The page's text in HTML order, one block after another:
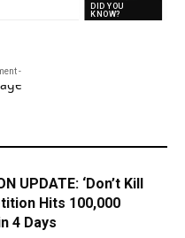
DID YOU
KNOW?
-
UPDATE: ‘Don’t Kill
Hits 100,000
4 Days